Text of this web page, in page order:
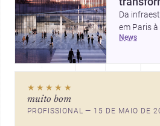
Da
em Paris
artesanal
inspirador
news
★★★★★
muito bom
PROFISSIONAL — 15 DE MAIO DE